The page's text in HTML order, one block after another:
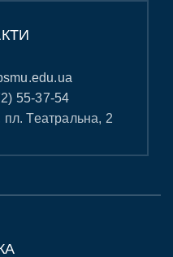
55-37-54
пл. Театральна, 2